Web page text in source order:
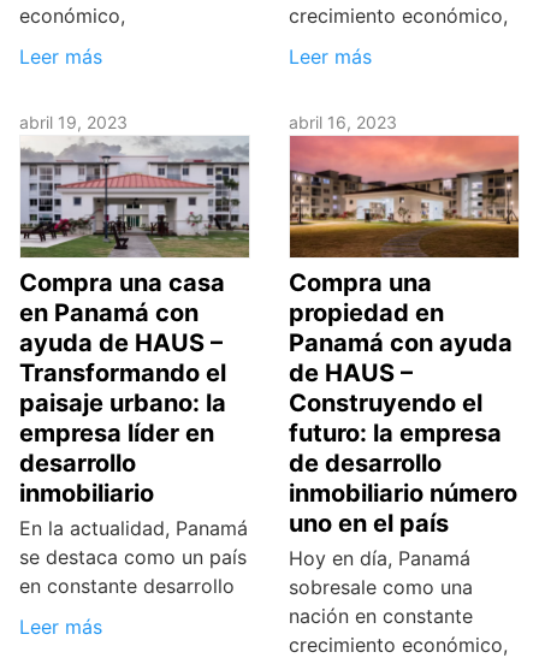
económico,
Leer más
crecimiento económico,
Leer más
abril 19, 2023
Compra una casa
en Panamá con
ayuda de HAUS –
Transformando el
paisaje urbano: la
empresa líder en
desarrollo
inmobiliario
En la actualidad, Panamá
se destaca como un país
en constante desarrollo
Leer más
abril 16, 2023
Compra una
propiedad en
Panamá con ayuda
de HAUS –
Construyendo el
futuro: la empresa
de desarrollo
inmobiliario número
uno en el país
Hoy en día, Panamá
sobresale como una
nación en constante
crecimiento económico,